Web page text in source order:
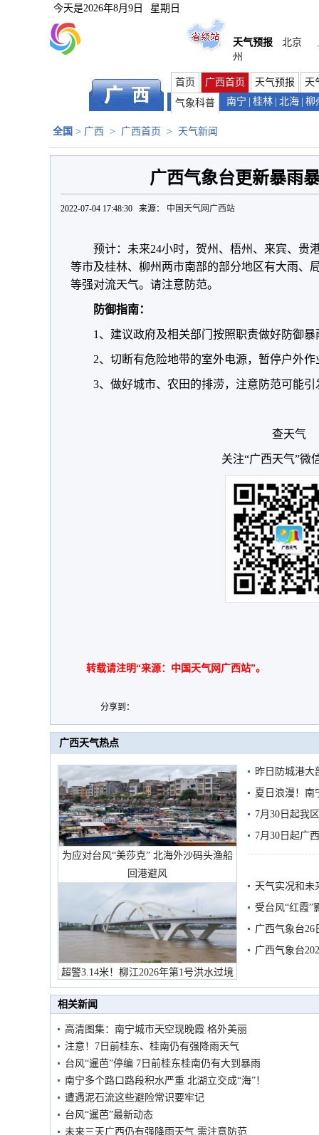
今天是2026年8月9日 星期日
天气预报 北京
州
首页 广西首页 天气预报
天
气象科普
南宁 桂林 北海 柳
全国 > 广西 > 广西首页 > 天气新闻
广西气象台更新暴雨
2022-07-04 17:48:30 来源： 中国天气网广西站
预计：未来24小时，贺州、梧州、来宾、贵
等市及桂林、柳州两市南部的部分地区有大雨、
等强对流天气。请注意防范。
防御指南：
1、建议政府及相关部门按照职责做好防御
2、切断有危险地带的室外电源，暂停户外作
3、做好城市、农田的排涝，注意防范可能
查天气
关注“广西天气”微
转载请注明“来源：中国天气网广西站”。
分享到：
广西天气热点
为应对台风“美莎克” 北海外沙码头渔船
回港避风
超警3.14米！柳江2026年第1号洪水过境
市民在堤岸见证汛况
昨日防城港大
雨
夏日浪漫！南
7月30日起我
7月30日起广
天气实况和未
受台风“红霞”
有较强降雨
广西气象台26
广西气象台
相关新闻
高清图集：南宁城市天空现晚霞 格外美丽
注意！7日前桂东、桂南仍有强降雨天气
台风“暹芭”停编 7日前桂东桂南仍有大到暴雨
南宁多个路口路段积水严重 北湖立交成“海”！
遭遇泥石流这些避险常识要牢记
台风“暹芭”最新动态
未来三天广西仍有强降雨天气 需注意防范